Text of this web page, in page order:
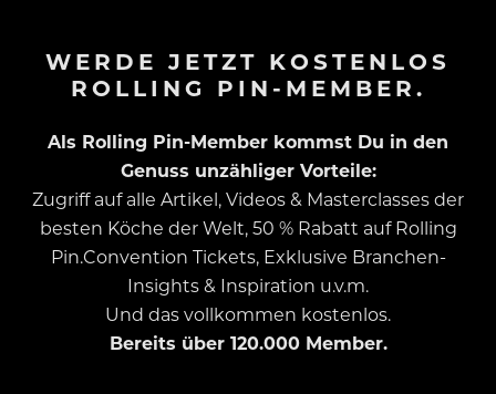
WERDE JETZT KOSTENLOS
ROLLING PIN-MEMBER.
Als Rolling Pin-Member kommst Du in den
Genuss unzähliger Vorteile:
Zugriff auf alle Artikel, Videos & Masterclasses der
besten Köche der Welt, 50 % Rabatt auf Rolling
Pin.Convention Tickets, Exklusive Branchen-
Insights & Inspiration u.v.m.
Und das vollkommen kostenlos.
Bereits über 120.000 Member.